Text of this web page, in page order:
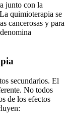
junto con la
quimioterapia se
cancerosas y para
secundarios. El
No todos
de los efectos